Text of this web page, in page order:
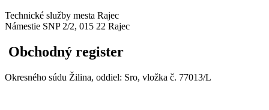
Technické služby mesta Rajec
Námestie SNP 2/2, 015 22 Rajec
Obchodný register
Okresného súdu Žilina, oddiel: Sro, vložka č. 77013/L